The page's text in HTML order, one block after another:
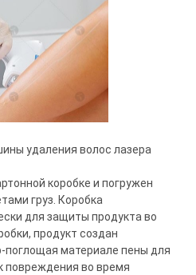
удаления волос лазера
коробке и погружен
груз. Коробка
для защиты продукта во
продукт создан
поглощая материале пены для
повреждения во время